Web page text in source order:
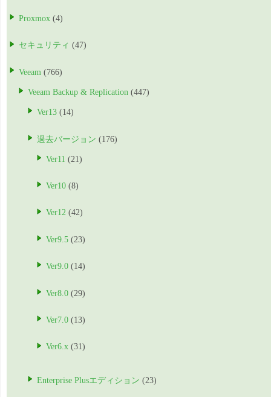
Proxmox (4)
セキュリティ (47)
Veeam (766)
Veeam Backup & Replication (447)
Ver13 (14)
過去バージョン (176)
Ver11 (21)
Ver10 (8)
Ver12 (42)
Ver9.5 (23)
Ver9.0 (14)
Ver8.0 (29)
Ver7.0 (13)
Ver6.x (31)
Enterprise Plusエディション (23)